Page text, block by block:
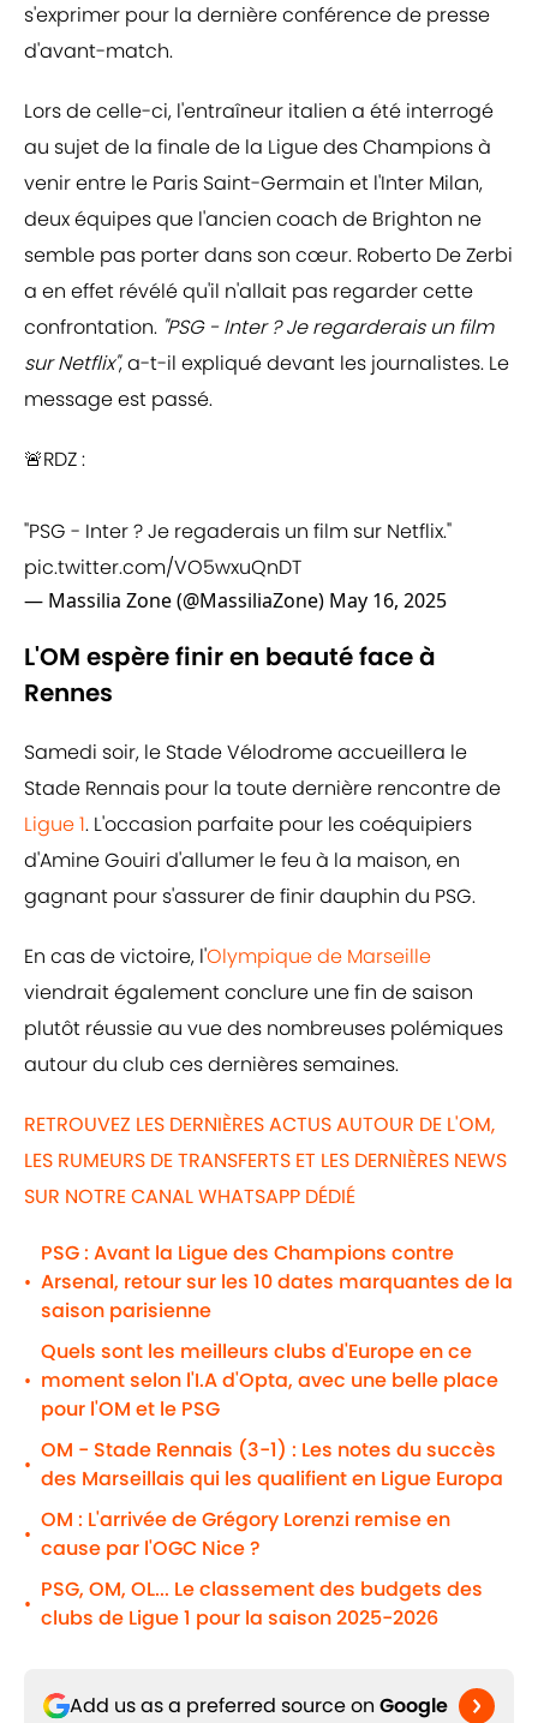
s'exprimer pour la dernière conférence de presse
d'avant-match.
Lors de celle-ci, l'entraîneur italien a été interrogé
au sujet de la finale de la Ligue des Champions à
venir entre le Paris Saint-Germain et l'Inter Milan,
deux équipes que l'ancien coach de Brighton ne
semble pas porter dans son cœur. Roberto De Zerbi
a en effet révélé qu'il n'allait pas regarder cette
confrontation. "PSG - Inter ? Je regarderais un film
sur Netflix", a-t-il expliqué devant les journalistes. Le
message est passé.
🚨RDZ :
"PSG - Inter ? Je regaderais un film sur Netflix."
pic.twitter.com/VO5wxuQnDT
— Massilia Zone (@MassiliaZone) May 16, 2025
L'OM espère finir en beauté face à
Rennes
Samedi soir, le Stade Vélodrome accueillera le
Stade Rennais pour la toute dernière rencontre de
Ligue 1. L'occasion parfaite pour les coéquipiers
d'Amine Gouiri d'allumer le feu à la maison, en
gagnant pour s'assurer de finir dauphin du PSG.
En cas de victoire, l'Olympique de Marseille
viendrait également conclure une fin de saison
plutôt réussie au vue des nombreuses polémiques
autour du club ces dernières semaines.
RETROUVEZ LES DERNIÈRES ACTUS AUTOUR DE L'OM,
LES RUMEURS DE TRANSFERTS ET LES DERNIÈRES NEWS
SUR NOTRE CANAL WHATSAPP DÉDIÉ
•
PSG : Avant la Ligue des Champions contre
Arsenal, retour sur les 10 dates marquantes de la
saison parisienne
•
Quels sont les meilleurs clubs d'Europe en ce
moment selon l'I.A d'Opta, avec une belle place
pour l'OM et le PSG
•
OM - Stade Rennais (3-1) : Les notes du succès
des Marseillais qui les qualifient en Ligue Europa
•
OM : L'arrivée de Grégory Lorenzi remise en
cause par l'OGC Nice ?
•
PSG, OM, OL... Le classement des budgets des
clubs de Ligue 1 pour la saison 2025-2026
Add us as a preferred source on Google